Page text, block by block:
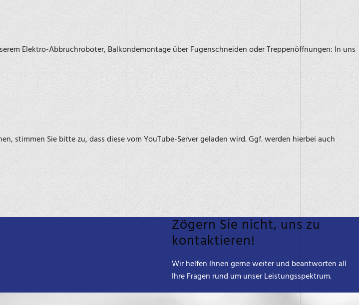
Elektro-Abbruchroboter, Balkondemontage über Fugenschneiden oder Treppenöffnungen: In uns
stimmen Sie bitte zu, dass diese vom YouTube-Server geladen wird. Ggf. werden hierbei auch
Zögern Sie nicht, uns zu
kontaktieren!
Wir helfen Ihnen gerne weiter und beantworten all
Ihre Fragen rund um unser Leistungsspektrum.